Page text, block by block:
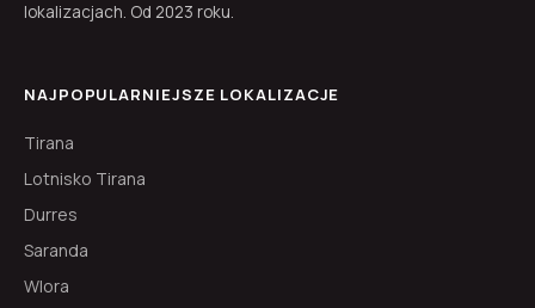
lokalizacjach. Od 2023 roku.
NAJPOPULARNIEJSZE LOKALIZACJE
Tirana
Lotnisko Tirana
Durres
Saranda
Wlora